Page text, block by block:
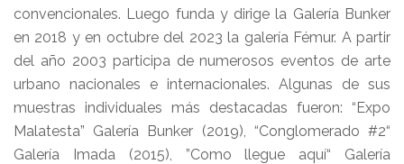
convencionales. Luego funda y dirige la Galería Bunker
en 2018 y en octubre del 2023 la galería Fémur. A partir
del año 2003 participa de numerosos eventos de arte
urbano nacionales e internacionales. Algunas de sus
muestras individuales más destacadas fueron: “Expo
Malatesta” Galería Bunker (2019), “Conglomerado #2“
Galería Imada (2015), ”Como llegue aquí“ Galería